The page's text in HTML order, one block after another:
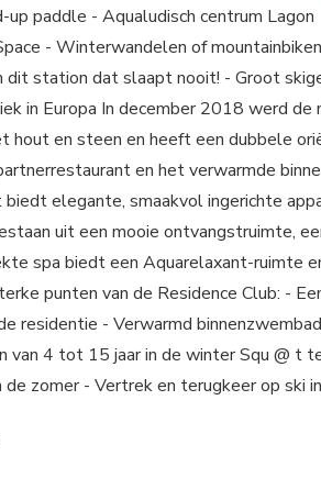
paddle - Aqualudisch centrum Lagon
- Winterwandelen of
dit station dat slaapt nooit! - Groot
in Europa In december 2018 werd
hout en steen en heeft een dubbele
en het verwarmde
elegante, smaakvol ingerichte
uit een mooie ontvangstruimte,
spa biedt een Aquarelaxant-ruimte
punten van de Residence Club: -
residentie - Verwarmd
van 4 tot 15 jaar in de winter Squ @ t
zomer - Vertrek en terugkeer op ski